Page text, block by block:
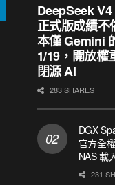
DeepSeek
正式版成績不
本僅 Gemini
1/19，開放權
閉源 AI
283 SHARES
DGX
官方全
NAS 載
231